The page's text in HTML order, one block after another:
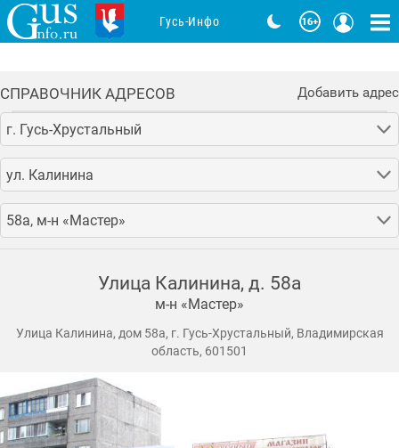
СПРАВОЧНИК АДРЕСОВ Добавить адрес
г. Гусь-Хрустальный
ул. Калинина
58а, м-н «Мастер»
Улица Калинина, д. 58а
м-н «Мастер»
Улица Калинина, дом 58а, г. Гусь-Хрустальный, Владимирская
область, 601501
Гусь-Инфо